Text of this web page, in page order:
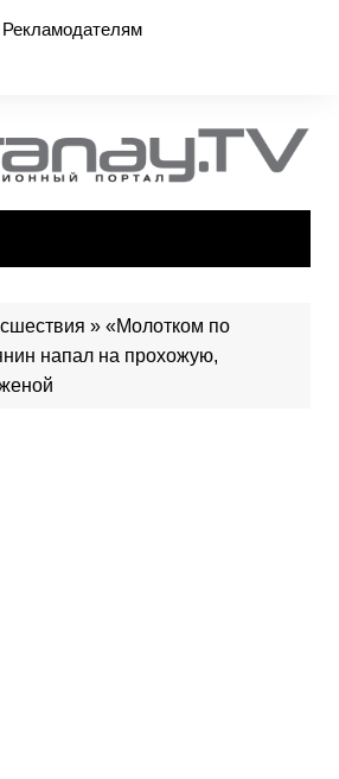
Рекламодателям
» «Молотком по
напал на прохожую,